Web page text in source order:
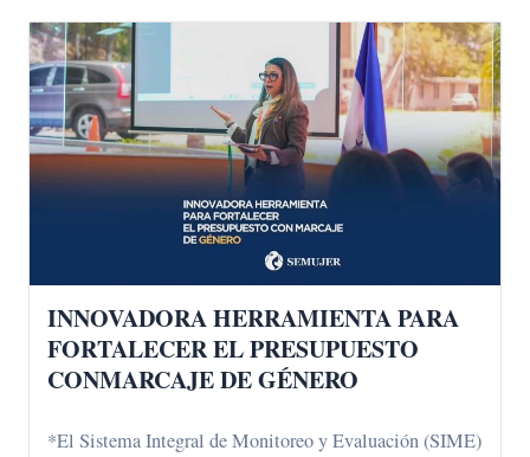
INNOVADORA HERRAMIENTA PARA
FORTALECER EL PRESUPUESTO
CONMARCAJE DE GÉNERO
*El Sistema Integral de Monitoreo y Evaluación (SIME)